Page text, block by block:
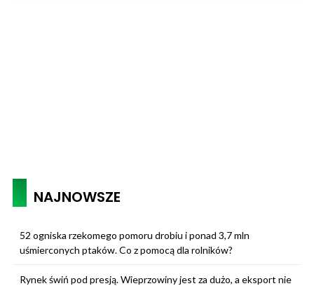
NAJNOWSZE
52 ogniska rzekomego pomoru drobiu i ponad 3,7 mln
uśmierconych ptaków. Co z pomocą dla rolników?
Rynek świń pod presją. Wieprzowiny jest za dużo, a eksport nie